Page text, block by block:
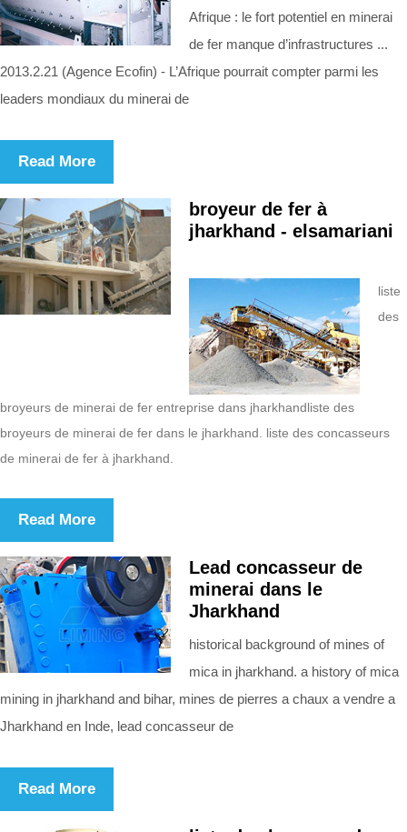
Afrique : le fort potentiel en minerai
de fer manque d’infrastructures ...
2013.2.21 (Agence Ecofin) - L’Afrique pourrait compter parmi les
leaders mondiaux du minerai de
Read More
broyeur de fer à
jharkhand - elsamariani
liste
des
broyeurs de minerai de fer entreprise dans jharkhandliste des
broyeurs de minerai de fer dans le jharkhand. liste des concasseurs
de minerai de fer à jharkhand.
Read More
Lead concasseur de
minerai dans le
Jharkhand
historical background of mines of
mica in jharkhand. a history of mica
mining in jharkhand and bihar, mines de pierres a chaux a vendre a
Jharkhand en Inde, lead concasseur de
Read More